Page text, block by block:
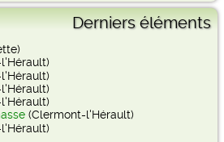
Derniers éléments
(Clermont-l'Hérault)